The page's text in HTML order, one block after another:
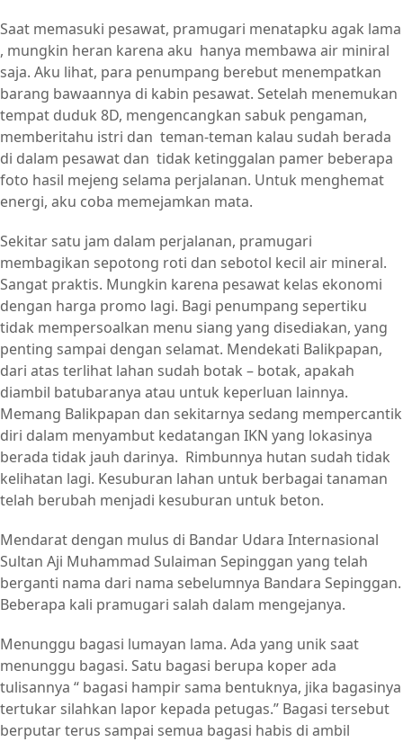
Saat memasuki pesawat, pramugari menatapku agak lama
, mungkin heran karena aku hanya membawa air miniral
saja. Aku lihat, para penumpang berebut menempatkan
barang bawaannya di kabin pesawat. Setelah menemukan
tempat duduk 8D, mengencangkan sabuk pengaman,
memberitahu istri dan teman-teman kalau sudah berada
di dalam pesawat dan tidak ketinggalan pamer beberapa
foto hasil mejeng selama perjalanan. Untuk menghemat
energi, aku coba memejamkan mata.
Sekitar satu jam dalam perjalanan, pramugari
membagikan sepotong roti dan sebotol kecil air mineral.
Sangat praktis. Mungkin karena pesawat kelas ekonomi
dengan harga promo lagi. Bagi penumpang sepertiku
tidak mempersoalkan menu siang yang disediakan, yang
penting sampai dengan selamat. Mendekati Balikpapan,
dari atas terlihat lahan sudah botak – botak, apakah
diambil batubaranya atau untuk keperluan lainnya.
Memang Balikpapan dan sekitarnya sedang mempercantik
diri dalam menyambut kedatangan IKN yang lokasinya
berada tidak jauh darinya. Rimbunnya hutan sudah tidak
kelihatan lagi. Kesuburan lahan untuk berbagai tanaman
telah berubah menjadi kesuburan untuk beton.
Mendarat dengan mulus di Bandar Udara Internasional
Sultan Aji Muhammad Sulaiman Sepinggan yang telah
berganti nama dari nama sebelumnya Bandara Sepinggan.
Beberapa kali pramugari salah dalam mengejanya.
Menunggu bagasi lumayan lama. Ada yang unik saat
menunggu bagasi. Satu bagasi berupa koper ada
tulisannya “ bagasi hampir sama bentuknya, jika bagasinya
tertukar silahkan lapor kepada petugas.” Bagasi tersebut
berputar terus sampai semua bagasi habis di ambil